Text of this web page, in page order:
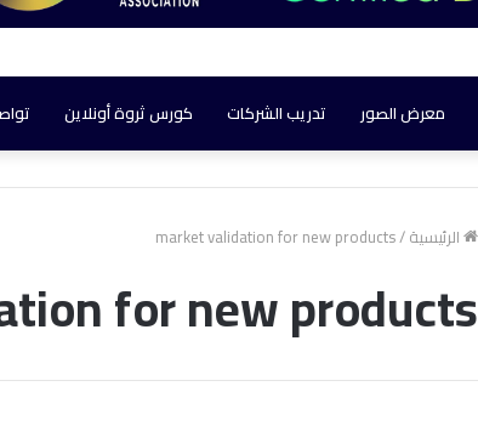
معرض الصور تدريب الشركات كورس ثروة أونلاين
الرئيسية/
market validation for new products
for new products